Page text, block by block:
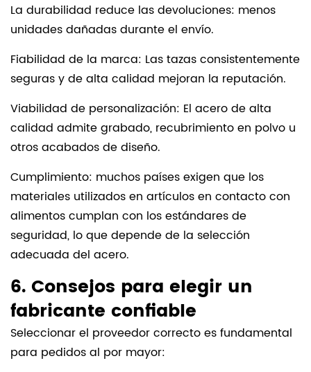
La durabilidad reduce las devoluciones: menos
unidades dañadas durante el envío.
Fiabilidad de la marca: Las tazas consistentemente
seguras y de alta calidad mejoran la reputación.
Viabilidad de personalización: El acero de alta
calidad admite grabado, recubrimiento en polvo u
otros acabados de diseño.
Cumplimiento: muchos países exigen que los
materiales utilizados en artículos en contacto con
alimentos cumplan con los estándares de
seguridad, lo que depende de la selección
adecuada del acero.
6. Consejos para elegir un
fabricante confiable
Seleccionar el proveedor correcto es fundamental
para pedidos al por mayor: